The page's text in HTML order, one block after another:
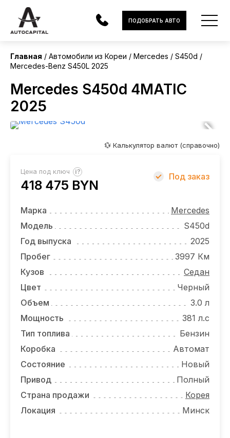
АВТОМОБИЛИ
ЭЛЕКТРОМОБИЛИ
В НАЛИЧИИ
ЛИЗИНГ
НОВОСТИ
ОТЗЫВЫ
ВАКАНСИИ
О КОМПАНИИ
КОНТАКТЫ
ПОДОБРАТЬ АВТО
Главная Автомобили из Кореи Mercedes
S450d
Mercedes-Benz S450L 2025
Mercedes S450d 4MATIC
2025
Корея
Без пробега
💱 Калькулятор валют (справочно)
Цена под ключ ?
418 475 BYN
Под заказ
Марка
Mercedes
Модель
S450d
Год выпуска
2025
Пробег
3997 Км
Кузов
Седан
Цвет
Черный
Объем
3.0 л
Мощность
381 л.с
Тип топлива
Бензин
Коробка
Автомат
Состояние
Новый
Привод
Полный
Страна продажи
Корея
Локация
Минск